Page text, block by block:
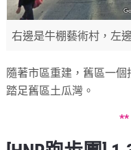
右邊是牛棚藝術村，左
隨著市區重建，舊區一個
踏足舊區土瓜灣。
**